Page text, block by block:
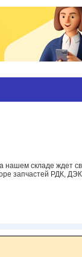
складе ждет
запчастей РДК,